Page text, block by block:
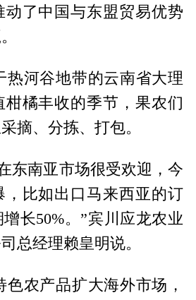
动了中国与东盟贸易优势
热河谷地带的云南省大理
橘丰收的季节，果农们
摘、分拣、打包。
东南亚市场很受欢迎，今
，比如出口马来西亚的订
长50%。”宾川应龙农业
总经理赖皇明说。
色农产品扩大海外市场，